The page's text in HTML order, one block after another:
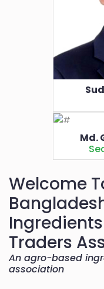
Md.
Welcome
Traders
An agro-based
association